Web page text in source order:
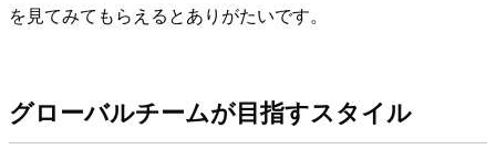
を見てみてもらえるとありがたいです。
グローバルチームが目指すスタイル